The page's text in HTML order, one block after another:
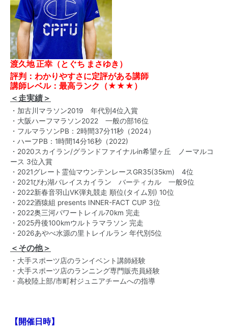
渡久地 正幸（とぐち まさゆき）
評判：わかりやすさに定評がある講師
講師レベル：最高ランク（★★★）
＜走実績＞
・加古川マラソン2019 年代別4位入賞
・大阪ハーフマラソン2022 一般の部16位
・フルマラソンPB：2時間37分11秒（2024）
・ハーフPB：1時間14分16秒（2022)
・2020スカイラン/グランドファイナルin希望ヶ丘 ノーマルコ
ース 3位入賞
・2021グレート霊仙マウンテンレースGR35(35km) 4位
・2021びわ湖バレイスカイラン バーティカル 一般9位
・2022新春音羽山VK弾丸競走 順位(タイム別) 10位
・2022酒猿組 presents INNER-FACT CUP 3位
・2022奥三河パワートレイル70km 完走
・2025丹後100kmウルトラマラソン 完走
・2026あやべ水源の里トレイルラン 年代別5位
＜その他＞
・大手スポーツ店のランイベント講師経験
・大手スポーツ店のランニング専門販売員経験
・高校陸上部/市町村ジュニアチームへの指導
【開催日時】